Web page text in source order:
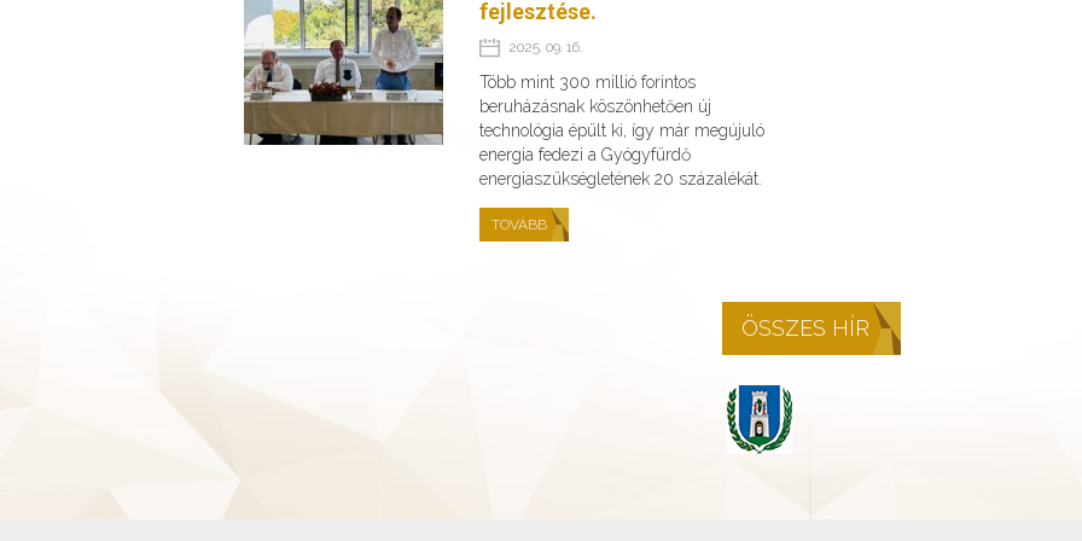
fejlesztése.
2025. 09. 16.
Több mint 300 millió forintos
beruházásnak köszönhetően új
technológia épült ki, így már megújuló
energia fedezi a Gyógyfürdő
energiaszükségletének 20 százalékát.
TOVÁBB
ÖSSZES HÍR